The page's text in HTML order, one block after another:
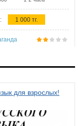
1 000 тг.
для взрослых!